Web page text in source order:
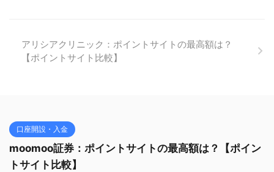
アリシアクリニック：ポイントサイトの最高額は？
【ポイントサイト比較】
口座開設・入金
moomoo証券：ポイントサイトの最高額は？【ポイン
トサイト比較】